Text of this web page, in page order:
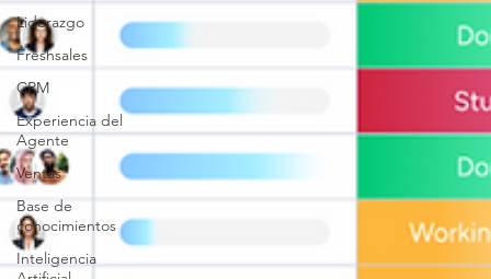
Liderazgo
Freshsales
CRM
Experiencia del
Agente
Ventas
Base de
conocimientos
Inteligencia